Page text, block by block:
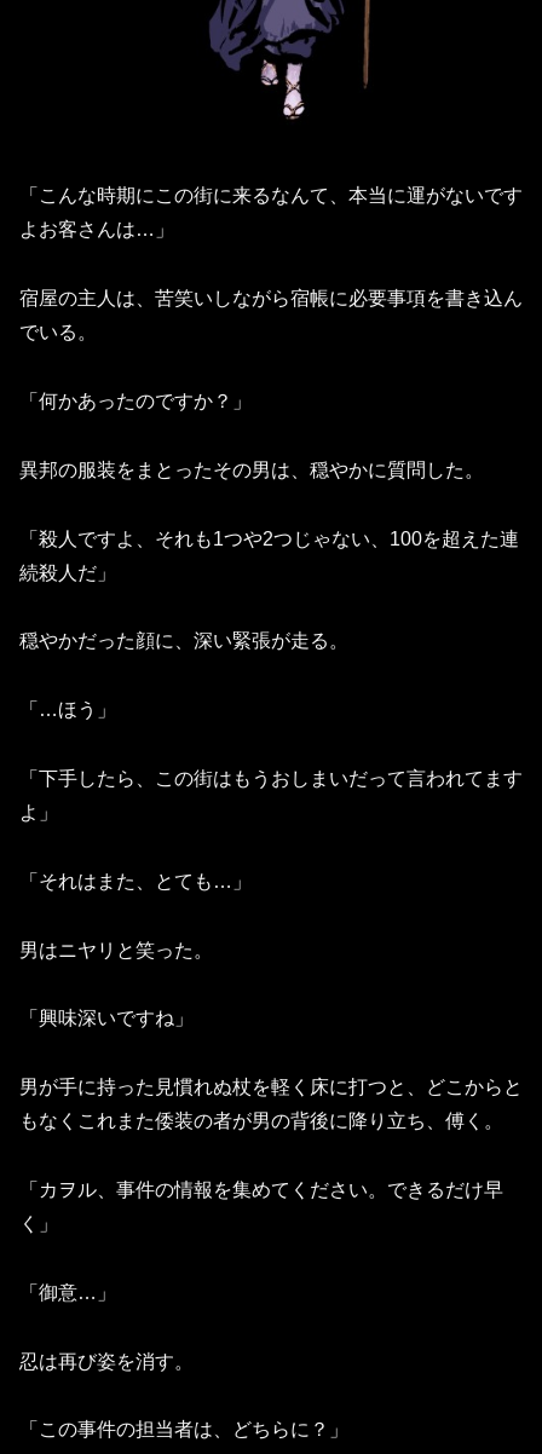
「こんな時期にこの街に来るなんて、本当に運がないです
よお客さんは…」
宿屋の主人は、苦笑いしながら宿帳に必要事項を書き込ん
でいる。
「何かあったのですか？」
異邦の服装をまとったその男は、穏やかに質問した。
「殺人ですよ、それも1つや2つじゃない、100を超えた連
続殺人だ」
穏やかだった顔に、深い緊張が走る。
「…ほう」
「下手したら、この街はもうおしまいだって言われてます
よ」
「それはまた、とても…」
男はニヤリと笑った。
「興味深いですね」
男が手に持った見慣れぬ杖を軽く床に打つと、どこからと
もなくこれまた倭装の者が男の背後に降り立ち、傅く。
「カヲル、事件の情報を集めてください。できるだけ早
く」
「御意…」
忍は再び姿を消す。
「この事件の担当者は、どちらに？」